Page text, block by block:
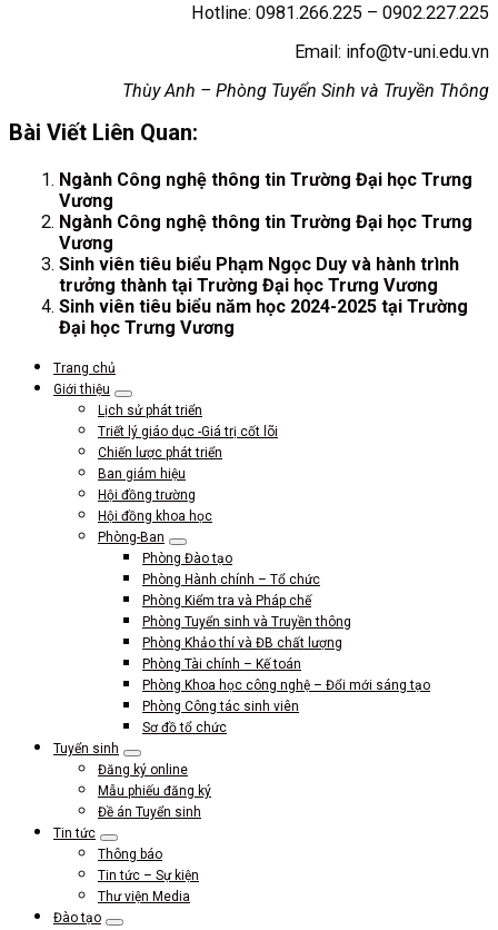
Hotline: 0981.266.225 – 0902.227.225
Email: info@tv-uni.edu.vn
Thùy Anh – Phòng Tuyển Sinh và Truyền Thông
Bài Viết Liên Quan:
Ngành Công nghệ thông tin Trường Đại học Trưng
Vương
Ngành Công nghệ thông tin Trường Đại học Trưng
Vương
Sinh viên tiêu biểu Phạm Ngọc Duy và hành trình
trưởng thành tại Trường Đại học Trưng Vương
Sinh viên tiêu biểu năm học 2024-2025 tại Trường
Đại học Trưng Vương
Trang chủ
Giới thiệu
Lịch sử phát triển
Triết lý giáo dục -Giá trị cốt lõi
Chiến lược phát triển
Ban giám hiệu
Hội đồng trường
Hội đồng khoa học
Phòng-Ban
Phòng Đào tạo
Phòng Hành chính – Tổ chức
Phòng Kiểm tra và Pháp chế
Phòng Tuyển sinh và Truyền thông
Phòng Khảo thí và ĐB chất lượng
Phòng Tài chính – Kế toán
Phòng Khoa học công nghệ – Đổi mới sáng tạo
Phòng Công tác sinh viên
Sơ đồ tổ chức
Tuyển sinh
Đăng ký online
Mẫu phiếu đăng ký
Đề án Tuyển sinh
Tin tức
Thông báo
Tin tức – Sự kiện
Thư viện Media
Đào tạo